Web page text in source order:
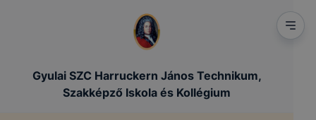
Gyulai SZC Harruckern János Technikum,
Szakképző Iskola és Kollégium